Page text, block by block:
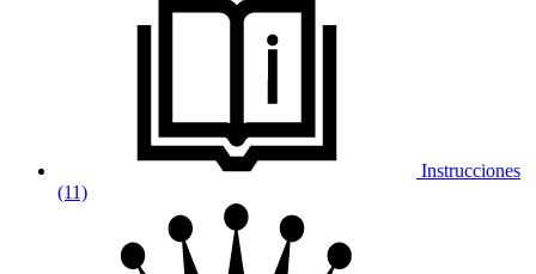
Instrucciones
(11)